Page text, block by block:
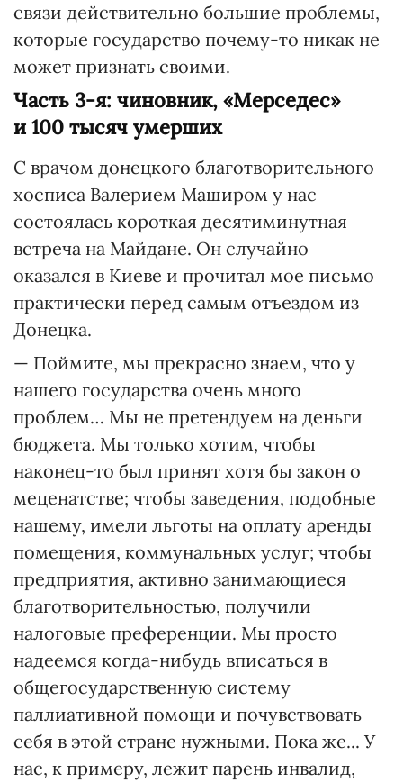
связи действительно большие проблемы,
которые государство почему-то никак не
может признать своими.
Часть 3-я: чиновник, «Мерседес»
и 100 тысяч умерших
С врачом донецкого благотворительного
хосписа Валерием Маширом у нас
состоялась короткая десятиминутная
встреча на Майдане. Он случайно
оказался в Киеве и прочитал мое письмо
практически перед самым отъездом из
Донецка.
— Поймите, мы прекрасно знаем, что у
нашего государства очень много
проблем… Мы не претендуем на деньги
бюджета. Мы только хотим, чтобы
наконец-то был принят хотя бы закон о
меценатстве; чтобы заведения, подобные
нашему, имели льготы на оплату аренды
помещения, коммунальных услуг; чтобы
предприятия, активно занимающиеся
благотворительностью, получили
налоговые преференции. Мы просто
надеемся когда-нибудь вписаться в
общегосударственную систему
паллиативной помощи и почувствовать
себя в этой стране нужными. Пока же... У
нас, к примеру, лежит парень инвалид,